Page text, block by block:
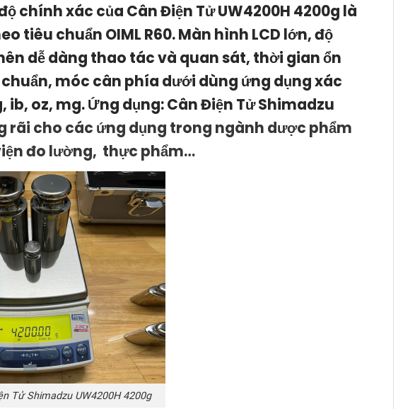
chính xác của Cân Điện TửUW4200H 4200g là
tiêu chuẩn OIML R60. Màn hình LCD lớn, độ
dễ dàng thao tác và quan sát, thời gian ổn
móc cân phía dưới dùng ứng dụng xác
ib, oz, mg.Ứng dụng:Cân Điện Tử Shimadzu
rãi cho các ứng dụng trong ngành dược phẩm
đo lường, thực phẩm…
Tử Shimadzu UW4200H 4200g